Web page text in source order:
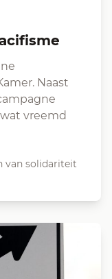
Naast
vreemd
van solidariteit